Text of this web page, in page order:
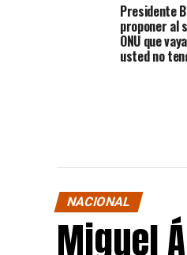
Presidente
proponer al
ONU que
usted no
NACIONAL
Miguel